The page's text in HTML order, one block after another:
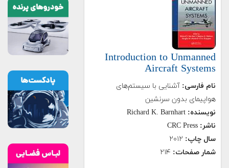
Introduction to Unmanned
Aircraft Systems
نام فارسی: آشنایی با سیستم‌های
هواپیمای بدون سرنشین
نویسنده: Richard K. Barnhart
ناشر:
سال چاپ:
شمار صفحات: